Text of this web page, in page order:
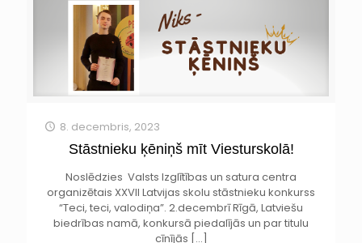
8. decembris, 2023
Stāstnieku ķēniņš mīt Viesturskolā!
Noslēdzies Valsts Izglītības un satura centra
organizētais XXVII Latvijas skolu stāstnieku konkurss
“Teci, teci, valodiņa”. 2.decembrī Rīgā, Latviešu
biedrības namā, konkursā piedalījās un par titulu
cīnījās […]